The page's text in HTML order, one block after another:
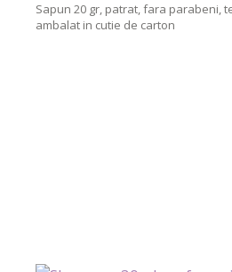
Sapun 20 gr, patrat, fara parabeni,
ambalat in cutie de carton